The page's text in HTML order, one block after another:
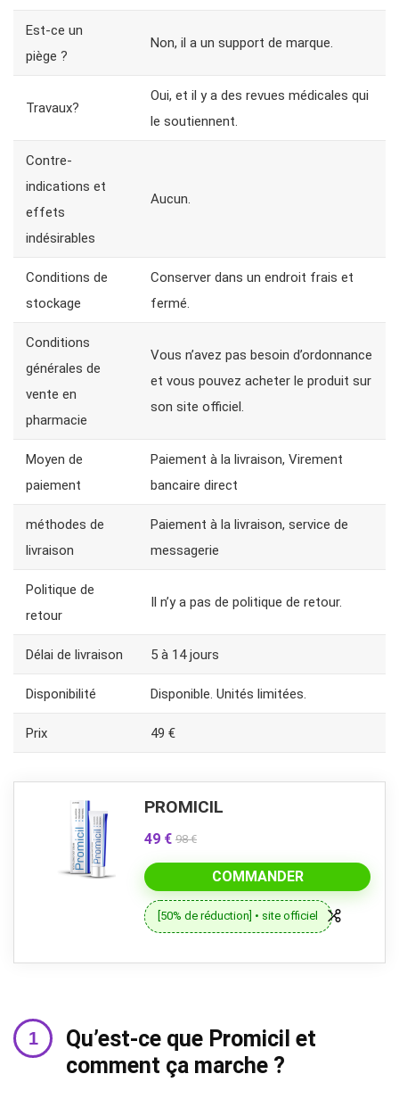
Est-ce un
piège ?
Non, il a un support de marque.
Travaux?
Oui, et il y a des revues médicales qui
le soutiennent.
Contre-
indications et
effets
indésirables
Aucun.
Conditions de
stockage
Conserver dans un endroit frais et
fermé.
Conditions
générales de
vente en
pharmacie
Vous n’avez pas besoin d’ordonnance
et vous pouvez acheter le produit sur
son site officiel.
Moyen de
paiement
Paiement à la livraison, Virement
bancaire direct
méthodes de
livraison
Paiement à la livraison, service de
messagerie
Politique de
retour
Il n’y a pas de politique de retour.
Délai de livraison 5 à 14 jours
Disponibilité Disponible. Unités limitées.
Prix 49 €
PROMICIL
49 € 98 €
COMMANDER
[50% de réduction] • site officiel
Qu’est-ce que Promicil et
comment ça marche ?